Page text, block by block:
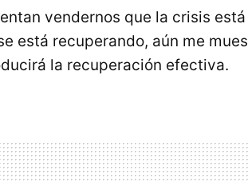
vendernos que la crisis está
está recuperando, aún me
la recuperación efectiva.